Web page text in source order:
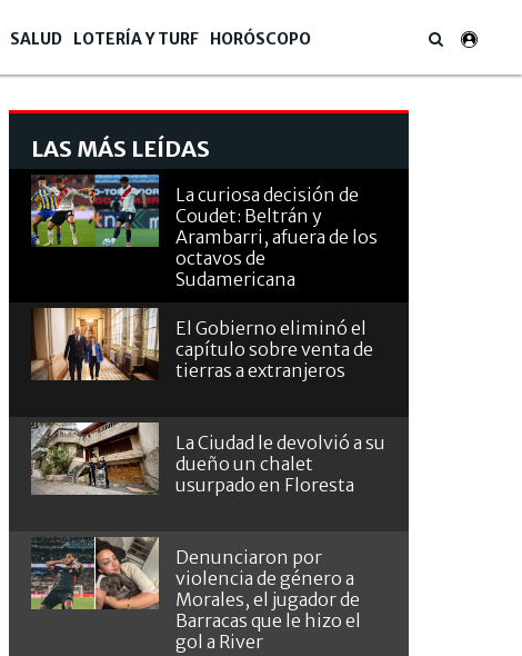
SALUD LOTERÍA Y TURF HORÓSCOPO
LAS MÁS LEÍDAS
La curiosa decisión de
Coudet: Beltrán y
Arambarri, afuera de los
octavos de
Sudamericana
El Gobierno eliminó el
capítulo sobre venta de
tierras a extranjeros
La Ciudad le devolvió a su
dueño un chalet
usurpado en Floresta
Denunciaron por
violencia de género a
Morales, el jugador de
Barracas que le hizo el
gol a River